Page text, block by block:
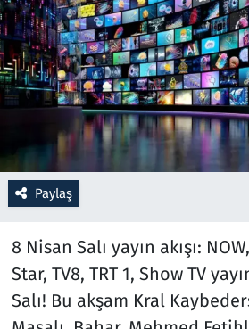
Paylaş
8 Nisan Salı yayın akışı:
Star, TV8, TRT 1, Show TV
Salı! Bu akşam Kral
Savunma Sanayi
Seçim 2023
Spor
Teknoloji ve Bilim
Televizyon